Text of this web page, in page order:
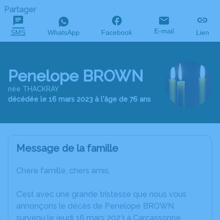
Partager
SMS WhatsApp Facebook E-mail Lien
Penelope BROWN
née THACKRAY
décédée le 16 mars 2023 à l'âge de 76 ans
Message de la famille
Chère famille, chers amis,
C’est avec une grande tristesse que nous vous
annonçons le décès de Penelope BROWN
survenu le jeudi 16 mars 2023 à Carcassonne.